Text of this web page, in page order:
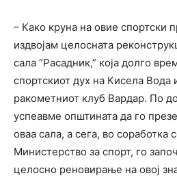
– Како круна на овие спортски
издвојам целосната
сала “Рaсадник,” која долго
спортскиот дух на Кисела Вода
ракометниот клуб Вардар. По
успеавме општината да го
оваа сала, а сега, во соработка
Министерство за спорт, го
целосно реновирање на овој